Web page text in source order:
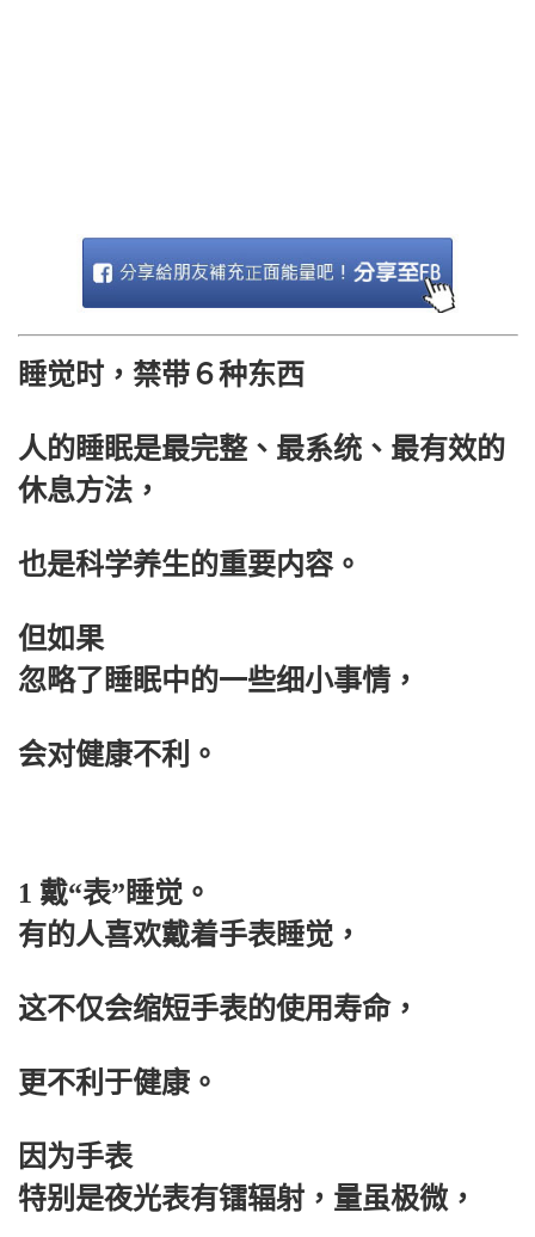
睡觉时，禁带６种东西
人的睡眠是最完整、最系统、最有效的
休息方法，
也是科学养生的重要内容。
但如果
忽略了睡眠中的一些细小事情，
会对健康不利。
1 戴“表”睡觉。
有的人喜欢戴着手表睡觉，
这不仅会缩短手表的使用寿命，
更不利于健康。
因为手表
特别是夜光表有镭辐射，量虽极微，